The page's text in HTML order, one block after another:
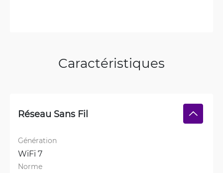
Caractéristiques
Réseau Sans Fil
Génération
WiFi 7
Norme